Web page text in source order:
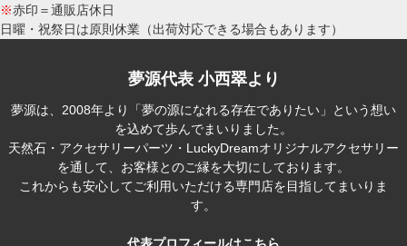
※赤印＝通販店休日
日曜・祝祭日は原則休業（出荷対応できる場合もあります）
夢源代表 小西翠より
夢源は、2008年より「夢の源になれる存在でありたい」という想い
を込めて歩んでまいりました。
天然石・アクセサリーパーツ・LuckyDreamオリジナルアクセサリー
を通して、お客様とのご縁を大切にしております。
これからも安心してご利用いただける専門店を目指してまいりま
す。